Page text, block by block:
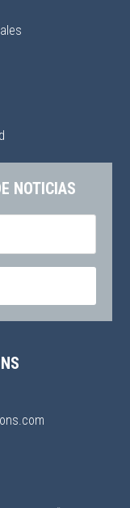
NOTICIAS